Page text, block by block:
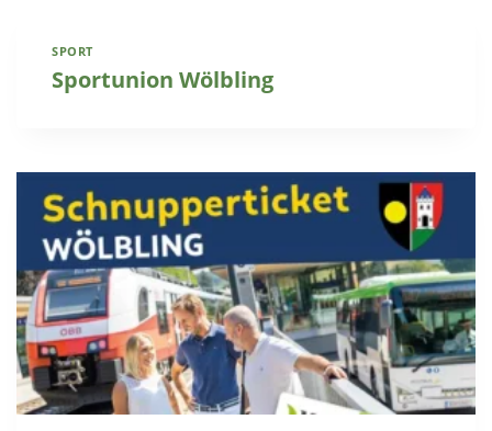
SPORT
Sportunion Wölbling